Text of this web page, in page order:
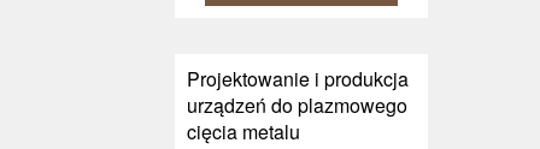
Projektowanie i produkcja
urządzeń do plazmowego
cięcia metalu